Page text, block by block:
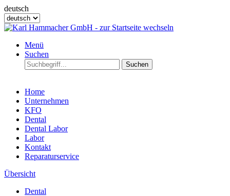
deutsch
Menü
Suchen
Suchen
Home
Unternehmen
KFO
Dental
Dental Labor
Labor
Kontakt
Reparaturservice
Übersicht
Dental